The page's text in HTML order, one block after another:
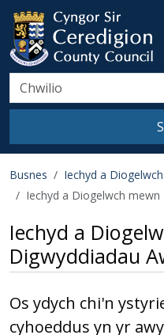
Skip to main content
Ceredigion
Search
Busnes
Iechyd a Diogelwch
Iechyd a Diogelwch
Iechyd a
Digwyddiadau
Os ydych chi'n
cyhoeddus yn yr